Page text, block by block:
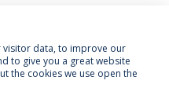
Termos e Condições
visitor data, to improve our
to give you a great website
the cookies we use open the